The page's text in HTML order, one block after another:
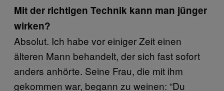
Mit der richtigen Technik kann man jünger
wirken?
Absolut. Ich habe vor einiger Zeit einen
älteren Mann behandelt, der sich fast sofort
anders anhörte. Seine Frau, die mit ihm
gekommen war, begann zu weinen: “Du